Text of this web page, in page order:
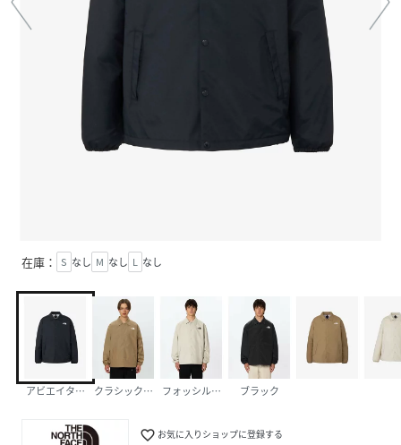
在庫： S なし M なし L なし
アビエイターネイビークラシックカーキフォッシルアイボリーブラック
favorite_border お気に入りショップに登録する